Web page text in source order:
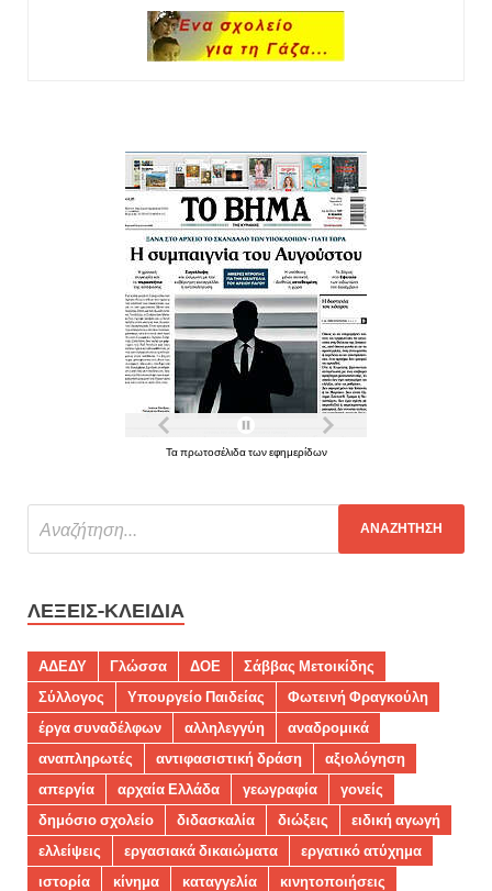
Τα πρωτοσέλιδα των εφημερίδων
ΛΈΞΕΙΣ-ΚΛΕΙΔΙΆ
ΑΔΕΔΥ Γλώσσα ΔΟΕ
Σάββας Μετοικίδης
Σύλλογος
Υπουργείο Παιδείας
Φωτεινή Φραγκούλη
έργα συναδέλφων
αλληλεγγύη
αναδρομικά
αναπληρωτές
αντιφασιστική δράση
αξιολόγηση
απεργία
αρχαία Ελλάδα γεωγραφία
γονείς
δημόσιο σχολείο
διδασκαλία διώξεις
ειδική αγωγή
ελλείψεις
εργασιακά δικαιώματα
εργατικό ατύχημα
ιστορία
κίνημα καταγγελία
κινητοποιήσεις